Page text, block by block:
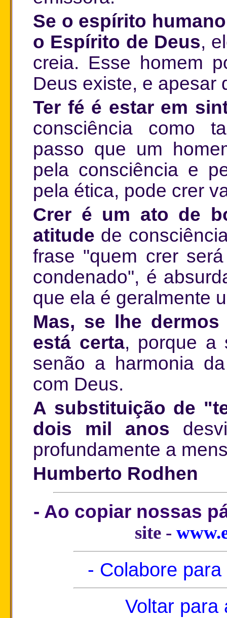
Se o espírito
o Espírito de Deus,
creia. Esse homem
Deus existe, e apesar
Ter fé é estar em
consciência como
passo que um
pela consciência e
pela ética, pode crer
Crer é um ato de
atitude de
frase "quem crer
condenado", é
que ela é geralmente
Mas, se lhe
está certa, porque a
senão a harmonia
com Deus.
A substituição de
dois mil anos
profundamente a
Humberto Rodhen
- Ao copiar nossas
site -
- Colabore
Voltar para